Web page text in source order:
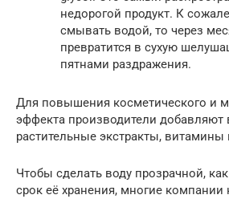
недорогой продукт. К
смывать водой, то через
превратится в сухую
пятнами раздражения.
Для повышения косметического и
эффекта производители добавляют
растительные экстракты,
Чтобы сделать воду прозрачной,
срок её хранения, многие компании